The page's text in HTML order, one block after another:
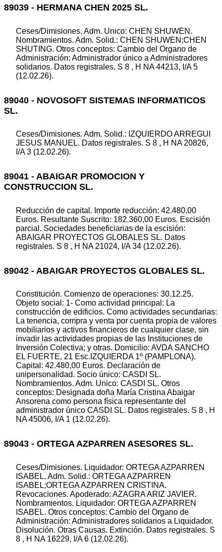
89039 - HERMANA CHEN 2025 SL.
Ceses/Dimisiones. Adm. Unico: CHEN SHUWEN.
Nombramientos. Adm. Solid.: CHEN SHUWEN;CHEN
SHUTING. Otros conceptos: Cambio del Organo de
Administración: Administrador único a Administradores
solidarios. Datos registrales. S 8 , H NA 44213, I/A 5
(12.02.26).
89040 - NOVOSOFT SISTEMAS INFORMATICOS
SL.
Ceses/Dimisiones. Adm. Solid.: IZQUIERDO ARREGUI
JESUS MANUEL. Datos registrales. S 8 , H NA 20826,
I/A 3 (12.02.26).
89041 - ABAIGAR PROMOCION Y
CONSTRUCCION SL.
Reducción de capital. Importe reducción: 42.480,00
Euros. Resultante Suscrito: 182.360,00 Euros. Escisión
parcial. Sociedades beneficiarias de la escisión:
ABAIGAR PROYECTOS GLOBALES SL. Datos
registrales. S 8 , H NA 21024, I/A 34 (12.02.26).
89042 - ABAIGAR PROYECTOS GLOBALES SL.
Constitución. Comienzo de operaciones: 30.12.25.
Objeto social: 1- Como actividad principal: La
construcción de edificios. Como actividades secundarias:
La tenencia, compra y venta por cuenta propia de valores
mobiliarios y activos financieros de cualquier clase, sin
invadir las actividades propias de las Instituciones de
Inversión Colectiva; y otras. Domicilio: AVDA SANCHO
EL FUERTE, 21 Esc.IZQUIERDA 1º (PAMPLONA).
Capital: 42.480,00 Euros. Declaración de
unipersonalidad. Socio único: CASDI SL.
Nombramientos. Adm. Unico: CASDI SL. Otros
conceptos: Designada doña María Cristina Abaigar
Ansorena como persona física representante del
administrador único CASDI SL. Datos registrales. S 8 , H
NA 45006, I/A 1 (12.02.26).
89043 - ORTEGA AZPARREN ASESORES SL.
Ceses/Dimisiones. Liquidador: ORTEGA AZPARREN
ISABEL. Adm. Solid.: ORTEGA AZPARREN
ISABEL;ORTEGA AZPARREN CRISTINA.
Revocaciones. Apoderado: AZAGRA ARIZ JAVIER.
Nombramientos. Liquidador: ORTEGA AZPARREN
ISABEL. Otros conceptos: Cambio del Organo de
Administración: Administradores solidarios a Liquidador.
Disolución. Otras Causas. Extinción. Datos registrales. S
8 , H NA 16229, I/A 6 (12.02.26).